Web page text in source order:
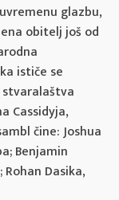
glazbu,
obitelj još od
ističe se
Cassidyja,
čine: Joshua
Benjamin
Dasika,